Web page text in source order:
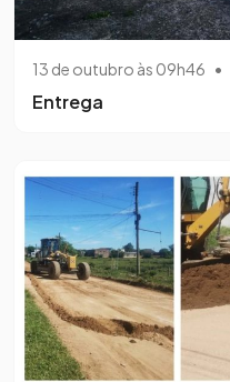
13 de outubro às 09h46 •
Entrega